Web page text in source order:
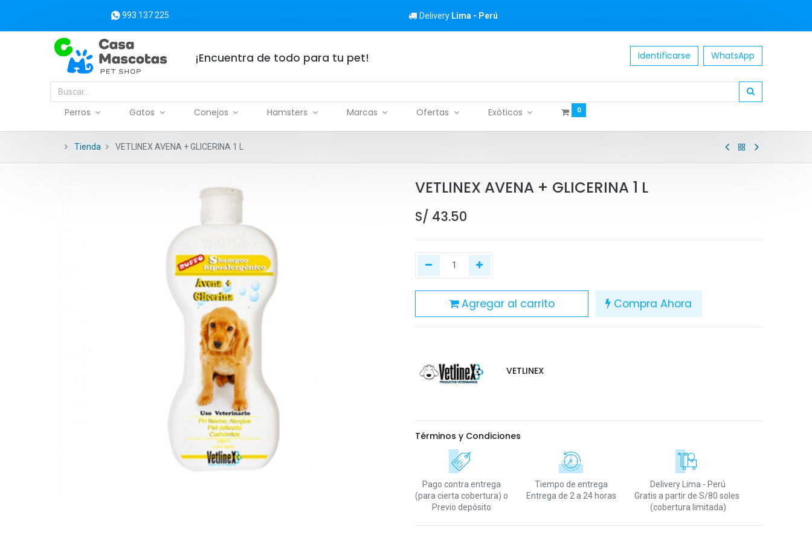
993 137 225 Delivery Lima - Perú
¡Encuentra de todo para tu pet! Identificarse WhatsApp
Perros Gatos Conejos Hamsters Marcas Ofertas Exóticos 0
Tienda VETLINEX AVENA + GLICERINA 1 L
VETLINEX AVENA + GLICERINA 1 L
S/ 43.50
Agregar al carrito Compra Ahora
VETLINEX
Términos y Condiciones
Pago contra entrega
(para cierta cobertura) o
Previo depósito
Tiempo de entrega
Entrega de 2 a 24 horas
Delivery Lima - Perú
Gratis a partir de S/80 soles
(cobertura limitada)